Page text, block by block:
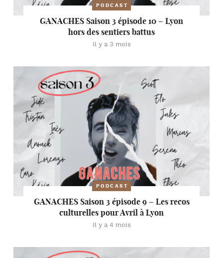
PODCAST
GANACHES Saison 3 épisode 10 – Lyon
hors des sentiers battus
Il y a 3 mois
PODCAST
GANACHES Saison 3 épisode 9 – Les recos
culturelles pour Avril à Lyon
Il y a 4 mois